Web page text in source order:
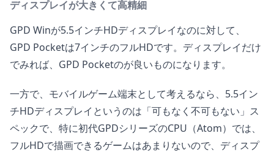
ディスプレイが大きくて高精細
GPD Winが5.5インチHDディスプレイなのに対して、
GPD Pocketは7インチのフルHDです。ディスプレイだけ
でみれば、GPD Pocketのが良いものになります。
一方で、モバイルゲーム端末として考えるなら、5.5イン
チHDディスプレイというのは「可もなく不可もない」ス
ペックで、特に初代GPDシリーズのCPU（Atom）では、
フルHDで描画できるゲームはあまりないので、ディスプ